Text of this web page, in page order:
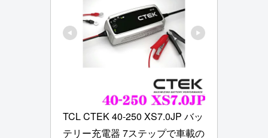
TCL CTEK 40-250 XS7.0JP バッ
テリー充電器 7ステップで車載の